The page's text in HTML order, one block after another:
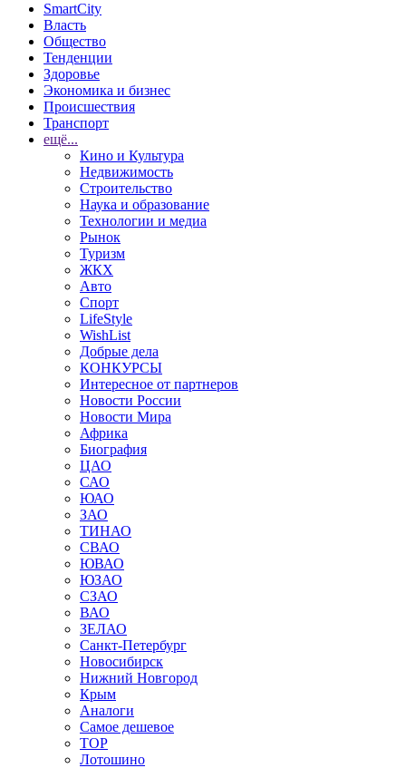
SmartCity
Власть
Общество
Тенденции
Здоровье
Экономика и бизнес
Происшествия
Транспорт
ещё...
Кино и Культура
Недвижимость
Строительство
Наука и образование
Технологии и медиа
Рынок
Туризм
ЖКХ
Авто
Спорт
LifeStyle
WishList
Добрые дела
КОНКУРСЫ
Интересное от партнеров
Новости России
Новости Мира
Африка
Биография
ЦАО
САО
ЮАО
ЗАО
ТИНАО
СВАО
ЮВАО
ЮЗАО
СЗАО
ВАО
ЗЕЛАО
Санкт-Петербург
Новосибирск
Нижний Новгород
Крым
Аналоги
Самое дешевое
TOP
Лотошино